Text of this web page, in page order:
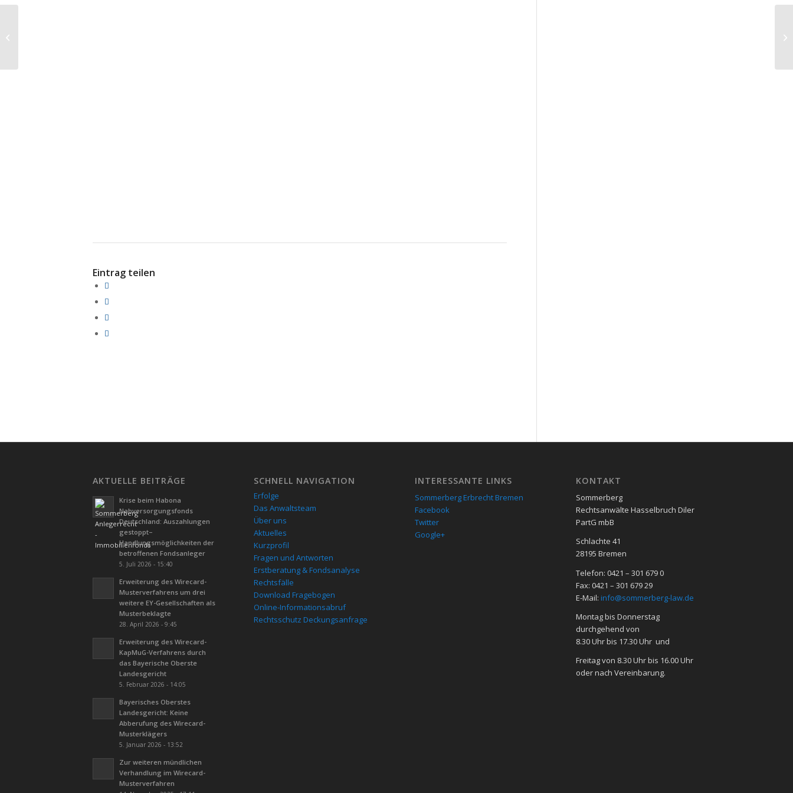
Eintrag teilen
AKTUELLE BEITRÄGE
Krise beim Habona
Nahversorgungsfonds
Deutschland: Auszahlungen
gestoppt–
Handlungsmöglichkeiten der
betroffenen Fondsanleger
5. Juli 2026 - 15:40
Erweiterung des Wirecard-
Musterverfahrens um drei
weitere EY-Gesellschaften als
Musterbeklagte
28. April 2026 - 9:45
Erweiterung des Wirecard-
KapMuG-Verfahrens durch
das Bayerische Oberste
Landesgericht
5. Februar 2026 - 14:05
Bayerisches Oberstes
Landesgericht: Keine
Abberufung des Wirecard-
Musterklägers
5. Januar 2026 - 13:52
Zur weiteren mündlichen
Verhandlung im Wirecard-
Musterverfahren
SCHNELL NAVIGATION
Erfolge
Das Anwaltsteam
Über uns
Aktuelles
Kurzprofil
Fragen und Antworten
Erstberatung & Fondsanalyse
Rechtsfälle
Download Fragebogen
Online-Informationsabruf
Rechtsschutz Deckungsanfrage
INTERESSANTE LINKS
Sommerberg Erbrecht Bremen
Facebook
Twitter
Google+
KON­TAKT
Sommerberg
Rechtsanwälte Hasselbruch Diler
PartG mbB
Schlachte 41
28195 Bre­men
Telefon: 0421 – 301 679 0
Fax: 0421 – 301 679 29
E-Mail: info@sommerberg-law.de
Mon­tag bis Don­ners­tag
durch­ge­hend von
8.30 Uhr bis 17.30 Uhr und
Frei­tag von 8.30 Uhr bis 16.00 Uhr
oder nach Ver­ein­ba­rung.